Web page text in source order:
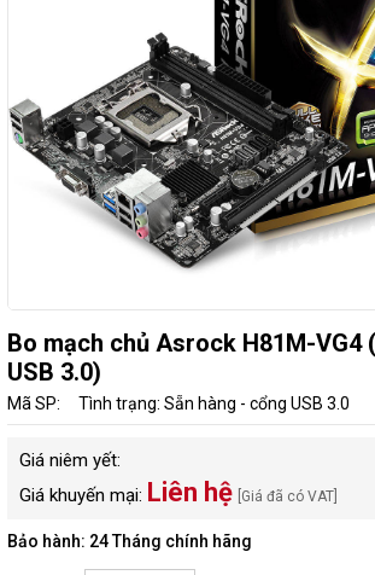
Bo mạch chủ Asrock H81M-VG4
USB 3.0)
Mã SP: Tình trạng: Sẵn hàng - cổng USB 3.0
Giá niêm yết:
Giá khuyến mại: Liên hệ [Giá đã có VAT]
Bảo hành: 24 Tháng chính hãng